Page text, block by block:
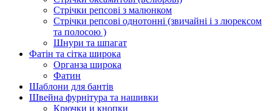
Стрічки репсові з малюнком
Стрічки репсові однотонні (звичайні і з люрексом
та полосою )
Шнури та шпагат
Фатін та сітка широка
Органза широка
Фатин
Шаблони для бантів
Швейна фурнітура та нашивки
Крючки и кнопки